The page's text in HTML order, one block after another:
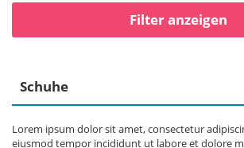
Filter anzeigen
Schuhe
Lorem ipsum dolor sit amet, consectetur
eiusmod tempor incididunt ut labore et dolore